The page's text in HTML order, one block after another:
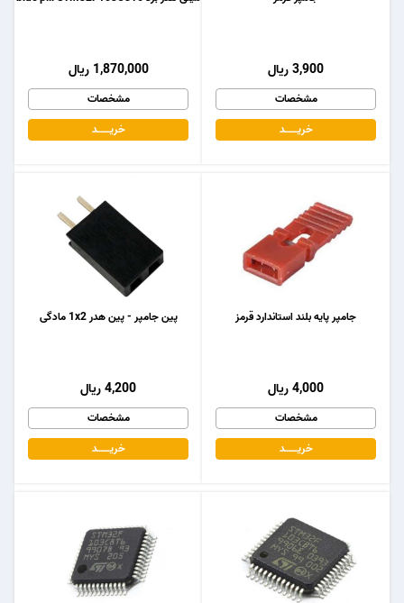
1,870,000 ریال
مشخصات
خریـــــــد
3,900 ریال
مشخصات
خریـــــــد
پین جامپر - پین هدر 1x2 مادگی
4,200 ریال
مشخصات
خریـــــــد
جامپر پایه بلند استاندارد قرمز
4,000 ریال
مشخصات
خریـــــــد